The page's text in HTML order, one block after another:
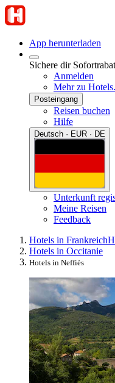
App herunterladen
Sichere dir
Anmelden
Mehr zu
Posteingang
Reisen buchen
Hilfe
Deutsch · EUR · DE
Unterkunft
Meine Reisen
Feedback
Hotels in Frankreich
Hotels in Occitanie
Hotels in Neffiès